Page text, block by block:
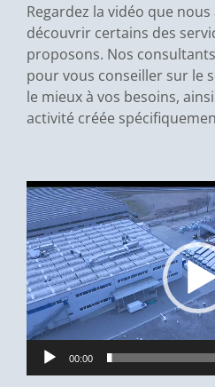
Regardez la vidéo que
découvrir certains des
proposons. Nos
pour vous conseiller sur le
le mieux à vos besoins,
activité créée
Lecteur
vidéo
00:00